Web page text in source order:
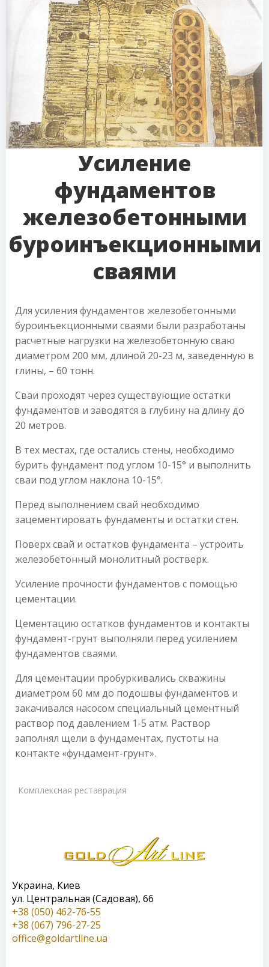
Усиление
фундаментов
железобетонными
буроинъекционными
сваями
Для усиления фундаментов железобетонными
буроинъекционными сваями были разработаны
расчетные нагрузки на железобетонную сваю
диаметром 200 мм, длиной 20-23 м, заведенную в
глины, – 60 тонн.
Сваи проходят через существующие остатки
фундаментов и заводятся в глубину на длину до
20 метров.
В тех местах, где остались стены, необходимо
бурить фундамент под углом 10-15° и выполнить
сваи под углом наклона 10-15°.
Перед выполнением свай необходимо
зацементировать фундаменты и остатки стен.
Поверх свай и остатков фундамента – устроить
железобетонный монолитный ростверк.
Усиление прочности фундаментов с помощью
цементации.
Цементацию остатков фундаментов и контакты
фундамент-грунт выполняли перед усилением
фундаментов сваями.
Для цементации пробуркивались скважины
диаметром 60 мм до подошвы фундаментов и
закачивался насосом специальный цементный
раствор под давлением 1-5 атм. Раствор
заполнял щели в фундаментах, пустоты на
контакте «фундамент-грунт».
Комплексная реставрация
Украина, Киев
ул. Центральная (Садовая), 66
+38 (050) 462-76-55
+38 (067) 796-27-25
office@goldartline.ua